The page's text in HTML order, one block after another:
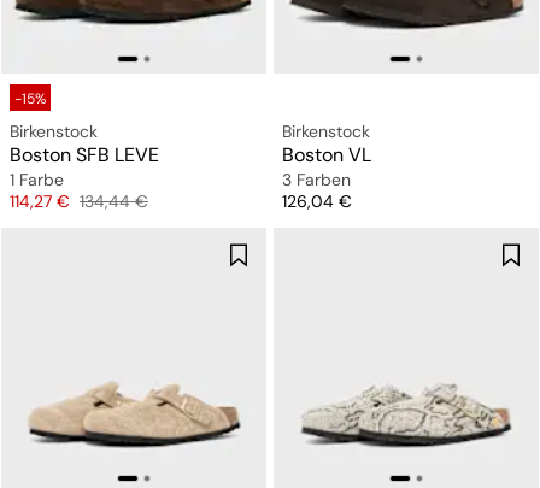
-15%
Birkenstock
Boston SFB LEVE
1 Farbe
Preis
114,27 € Originalpreis
134,44 €
Birkenstock
Boston VL
3 Farben
Preis
126,04 €